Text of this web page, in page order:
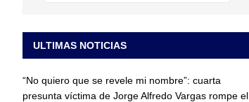
ULTIMAS NOTICIAS
“No quiero que se revele mi nombre”: cuarta
presunta víctima de Jorge Alfredo Vargas rompe el